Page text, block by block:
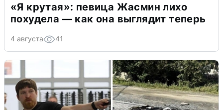
«Я крутая»: певица Жасмин лихо
похудела — как она выглядит теперь
4 августа 41